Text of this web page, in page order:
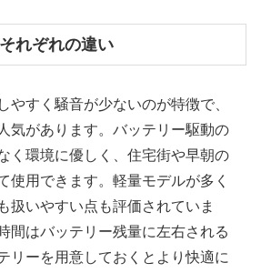
れぞれの違い
やすく騒音が少ないのが特徴で、
気があります。バッテリー駆動の
く環境に優しく、住宅街や早朝の
使用できます。軽量モデルが多く
扱いやすい点も評価されていま
間はバッテリー残量に左右される
リーを用意しておくとより快適に